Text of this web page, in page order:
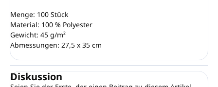
Menge: 100 Stück
Material: 100 % Polyester
Gewicht: 45 g/m²
Abmessungen: 27,5 x 35 cm
Diskussion